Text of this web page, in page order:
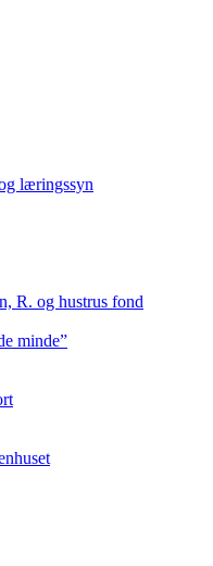
læringssyn
R. og hustrus fond
minde”